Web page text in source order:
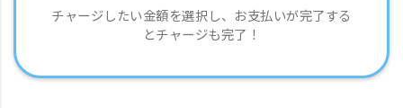
チャージしたい金額を選択し、お支払いが完了する
とチャージも完了！